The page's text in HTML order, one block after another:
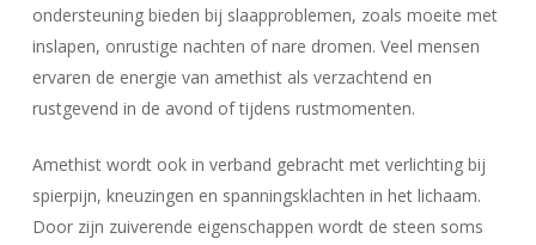
ondersteuning bieden bij slaapproblemen, zoals moeite met
inslapen, onrustige nachten of nare dromen. Veel mensen
ervaren de energie van amethist als verzachtend en
rustgevend in de avond of tijdens rustmomenten.
Amethist wordt ook in verband gebracht met verlichting bij
spierpijn, kneuzingen en spanningsklachten in het lichaam.
Door zijn zuiverende eigenschappen wordt de steen soms